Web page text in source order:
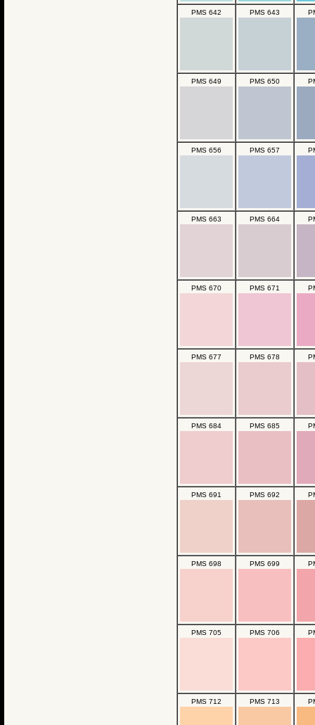
PMS 642 PMS 643
PMS 649 PMS 650
PMS 656 PMS 657
PMS 663 PMS 664
PMS 670 PMS 671
PMS 677 PMS 678
PMS 684 PMS 685
PMS 691 PMS 692
PMS 698 PMS 699
PMS 705 PMS 706
PMS 712 PMS 713